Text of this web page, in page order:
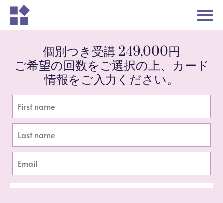
個別つき受講 249,000円
ご希望の回数をご選択の上、カード
情報をご入力ください。